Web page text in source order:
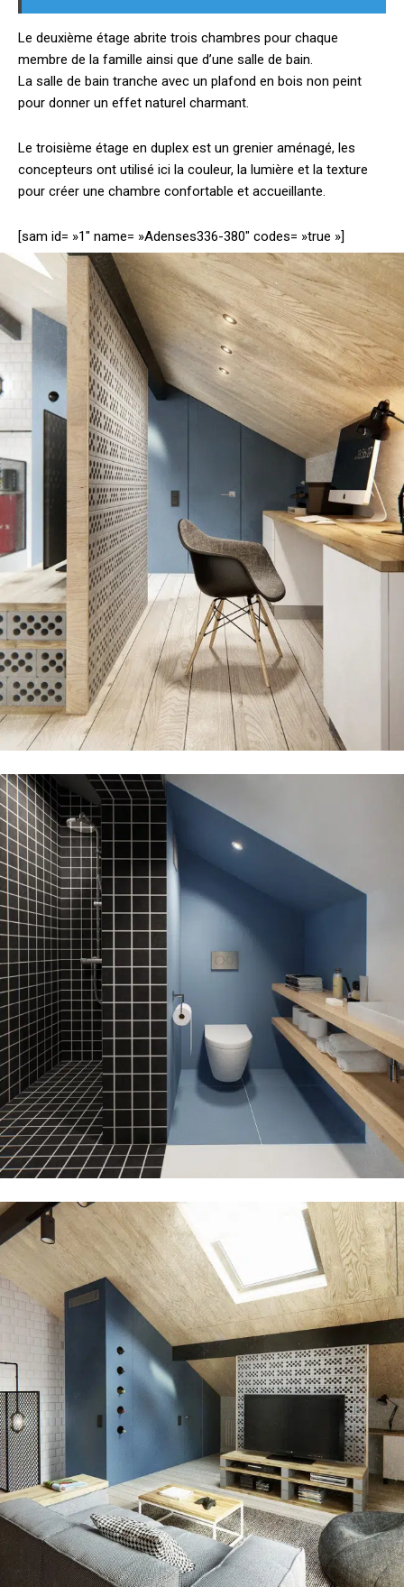
Le deuxième étage abrite trois chambres pour chaque
membre de la famille ainsi que d’une salle de bain.
La salle de bain tranche avec un plafond en bois non peint
pour donner un effet naturel charmant.
Le troisième étage en duplex est un grenier aménagé, les
concepteurs ont utilisé ici la couleur, la lumière et la texture
pour créer une chambre confortable et accueillante.
[sam id= »1″ name= »Adenses336-380″ codes= »true »]